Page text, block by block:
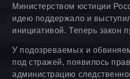
Министерством юстиции
идею поддержало и
инициативой. Теперь закон
У подозреваемых и
под стражей, появилось
администрацию